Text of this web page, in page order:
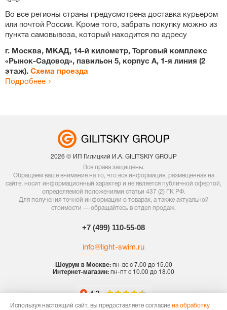
Во все регионы страны предусмотрена доставка курьером
или почтой России. Кроме того, забрать покупку можно из
пункта самовывоза, который находится по адресу
г. Москва, МКАД, 14-й километр, Торговый комплекс
«Рынок-Садовод», павильон 5, корпус А, 1-я линия (2
этаж). Схема проезда
Подробнее
2026 © ИП Гилицкий И.А. GILITSKIY GROUP
Все права защищены.
Обращаем ваше внимание на то, что вся информация, размещенная на
сайте, носит информационный характер и не является публичной офертой,
определяемой положениями статьи 437 (2) ГК РФ.
Для получения точной информации о товарах, а также актуальной
стоимости — обращайтесь в отдел продаж.
+7 (499) 110-55-08
info@light-swim.ru
Шоурум в Москве:пн-вс с 7.00 до 15.00
Интернет-магазин: пн-пт с 10.00 до 18.00
Используя настоящий сайт, вы предоставляете согласие на обработку